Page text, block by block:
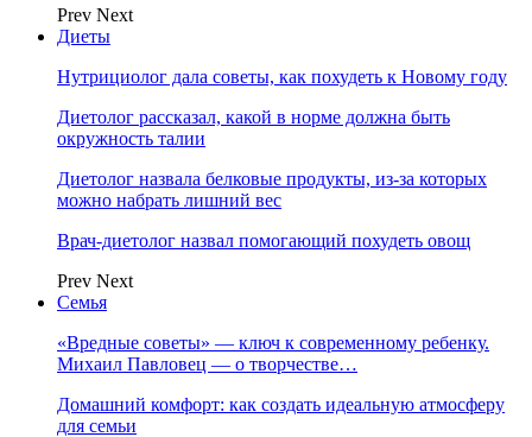
Prev Next
Диеты
Нутрициолог дала советы, как похудеть к Новому году
Диетолог рассказал, какой в норме должна быть
окружность талии
Диетолог назвала белковые продукты, из-за которых
можно набрать лишний вес
Врач-диетолог назвал помогающий похудеть овощ
Prev Next
Семья
«Вредные советы» — ключ к современному ребенку.
Михаил Павловец — о творчестве…
Домашний комфорт: как создать идеальную атмосферу
для семьи